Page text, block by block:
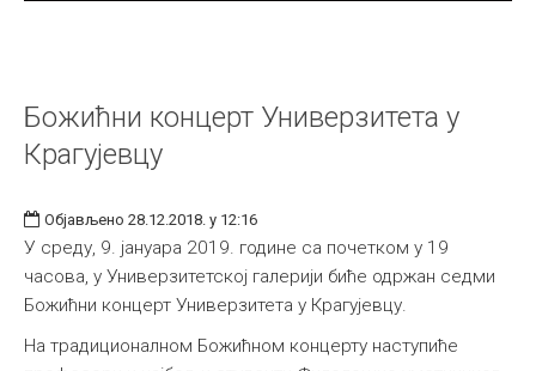
Божићни концерт Универзитета у
Крагујевцу
Објављено 28.12.2018. у 12:16
У среду, 9. јануара 2019. године са почетком у 19
часова, у Универзитетској галерији биће одржан седми
Божићни концерт Универзитета у Крагујевцу.
На традиционалном Божићном концерту наступиће